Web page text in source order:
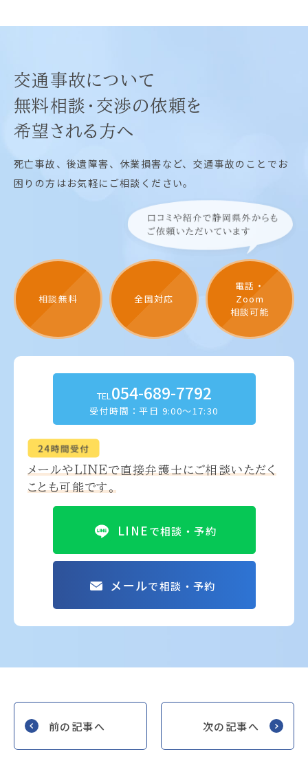
交通事故について
無料相談・交渉の依頼を
希望される方へ
死亡事故、後遺障害、休業損害など、交通事故のことでお
困りの方はお気軽にご相談ください。
相談無料 全国対応
電話・
Zoom
相談可能
TEL 054-689-7792
受付時間：平日 9:00～17:30
メールやLINEで直接弁護士にご相談いただく
ことも可能です。
LINEで相談・予約
メールで相談・予約
前の記事へ 次の記事へ